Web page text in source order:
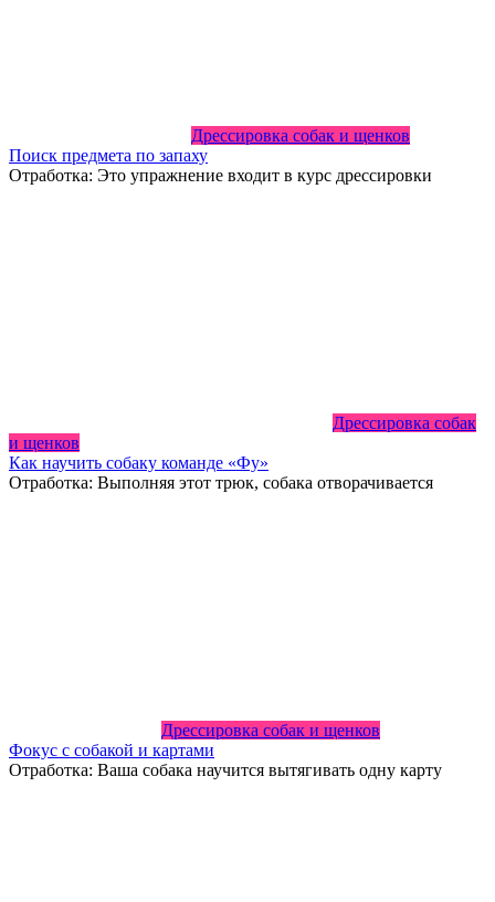
Дрессировка собак и щенков
Поиск предмета по запаху
Отработка: Это упражнение входит в курс дрессировки
Дрессировка собак
и щенков
Как научить собаку команде «Фу»
Отработка: Выполняя этот трюк, собака отворачивается
Дрессировка собак и щенков
Фокус с собакой и картами
Отработка: Ваша собака научится вытягивать одну карту